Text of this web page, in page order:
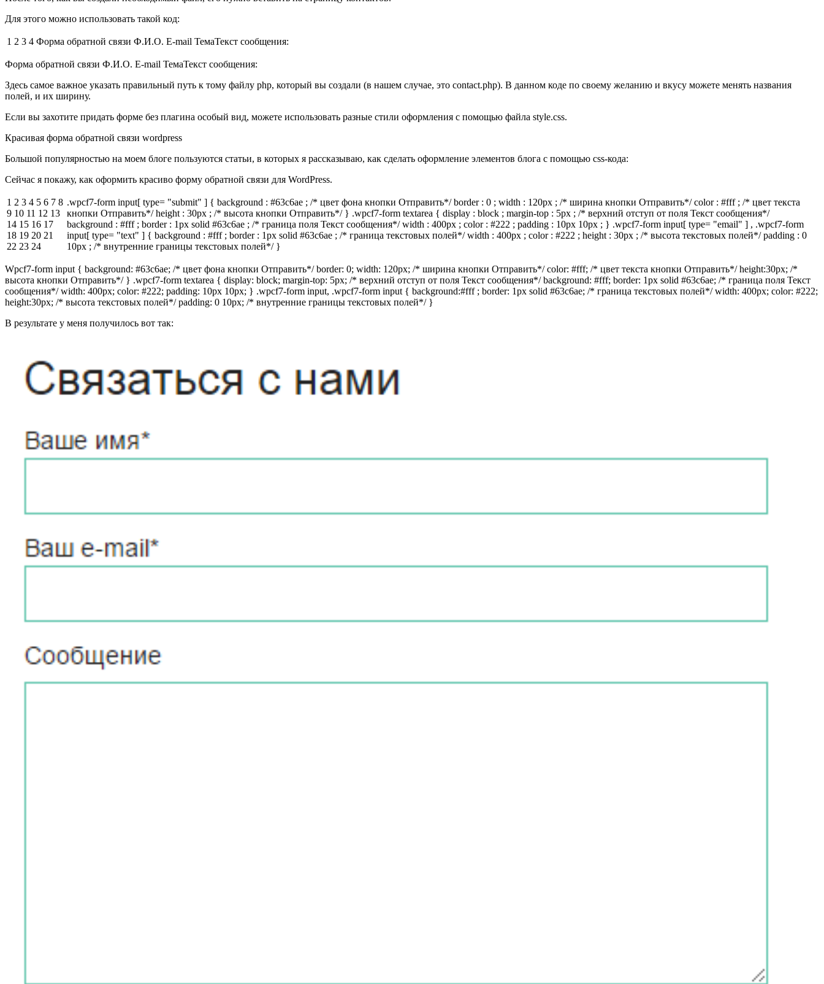
Для этого можно использовать такой код:
1 2 3 4 Форма обратной связи Ф.И.О. E-mail ТемаТекст сообщения:
Форма обратной связи Ф.И.О. E-mail ТемаТекст сообщения:
Здесь самое важное указать правильный путь к тому файлу php, который вы создали (в нашем случае, это contact.php). В данном коде по своему желанию и вкусу можете менять названия
полей, и их ширину.
Если вы захотите придать форме без плагина особый вид, можете использовать разные стили оформления с помощью файла style.css.
Красивая форма обратной связи wordpress
Большой популярностью на моем блоге пользуются статьи, в которых я рассказываю, как сделать оформление элементов блога с помощью css-кода:
Сейчас я покажу, как оформить красиво форму обратной связи для WordPress.
1 2 3 4 5 6 7 8
9 10 11 12 13
14 15 16 17
18 19 20 21
22 23 24
.wpcf7-form input[ type= "submit" ] { background : #63c6ae ; /* цвет фона кнопки Отправить*/ border : 0 ; width : 120px ; /* ширина кнопки Отправить*/ color : #fff ; /* цвет текста
кнопки Отправить*/ height : 30px ; /* высота кнопки Отправить*/ } .wpcf7-form textarea { display : block ; margin-top : 5px ; /* верхний отступ от поля Текст сообщения*/
background : #fff ; border : 1px solid #63c6ae ; /* граница поля Текст сообщения*/ width : 400px ; color : #222 ; padding : 10px 10px ; } .wpcf7-form input[ type= "email" ] , .wpcf7-form
input[ type= "text" ] { background : #fff ; border : 1px solid #63c6ae ; /* граница текстовых полей*/ width : 400px ; color : #222 ; height : 30px ; /* высота текстовых полей*/ padding : 0
10px ; /* внутренние границы текстовых полей*/ }
Wpcf7-form input { background: #63c6ae; /* цвет фона кнопки Отправить*/ border: 0; width: 120px; /* ширина кнопки Отправить*/ color: #fff; /* цвет текста кнопки Отправить*/ height:30px; /*
высота кнопки Отправить*/ } .wpcf7-form textarea { display: block; margin-top: 5px; /* верхний отступ от поля Текст сообщения*/ background: #fff; border: 1px solid #63c6ae; /* граница поля Текст
сообщения*/ width: 400px; color: #222; padding: 10px 10px; } .wpcf7-form input, .wpcf7-form input { background:#fff ; border: 1px solid #63c6ae; /* граница текстовых полей*/ width: 400px; color: #222;
height:30px; /* высота текстовых полей*/ padding: 0 10px; /* внутренние границы текстовых полей*/ }
В результате у меня получилось вот так: